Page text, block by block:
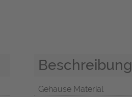
Beschreibung
Gehäuse Material